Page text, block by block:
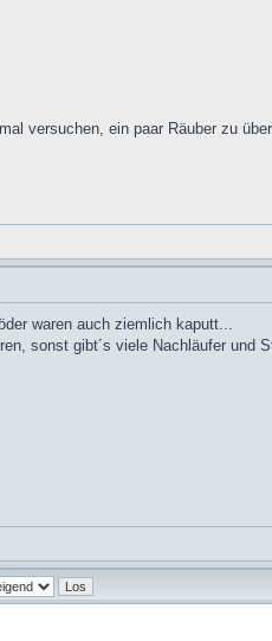
versuchen, ein paar Räuber zu
waren auch ziemlich kaputt...
sonst gibt´s viele Nachläufer und